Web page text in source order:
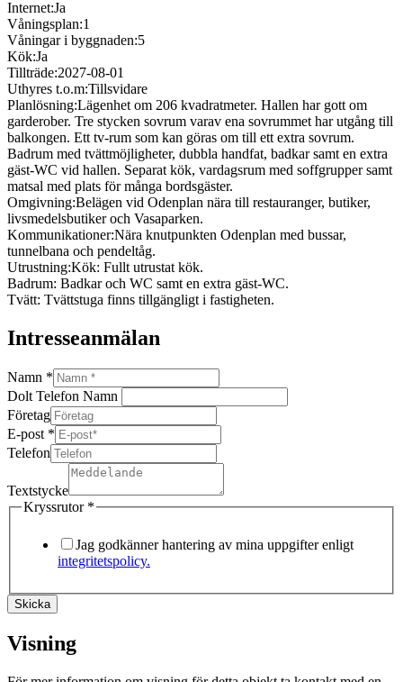
Internet:Ja
Våningsplan:1
Våningar i byggnaden:5
Kök:Ja
Tillträde:2027-08-01
Uthyres t.o.m:Tillsvidare
Planlösning:Lägenhet om 206 kvadratmeter. Hallen har gott om
garderober. Tre stycken sovrum varav ena sovrummet har utgång till
balkongen. Ett tv-rum som kan göras om till ett extra sovrum.
Badrum med tvättmöjligheter, dubbla handfat, badkar samt en extra
gäst-WC vid hallen. Separat kök, vardagsrum med soffgrupper samt
matsal med plats för många bordsgäster.
Omgivning:Belägen vid Odenplan nära till restauranger, butiker,
livsmedelsbutiker och Vasaparken.
Kommunikationer:Nära knutpunkten Odenplan med bussar,
tunnelbana och pendeltåg.
Utrustning:Kök: Fullt utrustat kök.
Badrum: Badkar och WC samt en extra gäst-WC.
Tvätt: Tvättstuga finns tillgängligt i fastigheten.
Intresseanmälan
Namn *
Dolt Telefon Namn
Företag
E-post *
Telefon
Textstycke
Kryssrutor *
Jag godkänner hantering av mina uppgifter enligt
integritetspolicy.
Skicka
Visning